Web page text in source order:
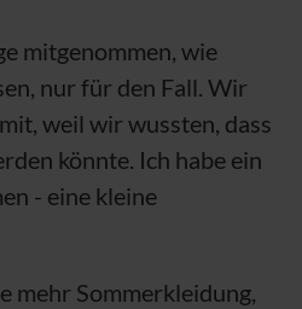
mitgenommen, wie
nur für den Fall. Wir
weil wir wussten, dass
könnte. Ich habe ein
- eine kleine
mehr Sommerkleidung,